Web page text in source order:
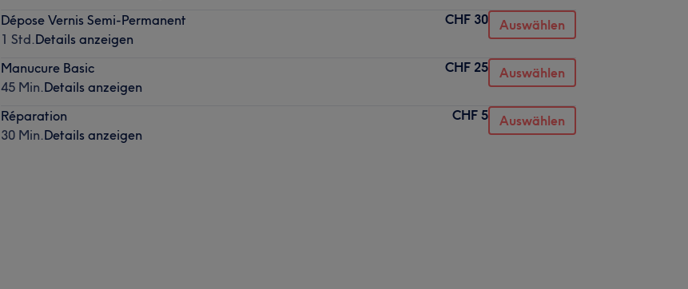
Dépose Vernis Semi-Permanent
1 Std.Details anzeigen
CHF 30 Auswählen
Manucure Basic
45 Min.Details anzeigen
CHF 25 Auswählen
Réparation
30 Min.Details anzeigen
CHF 5 Auswählen